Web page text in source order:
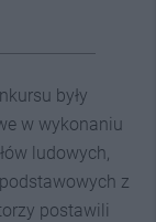
były
w wykonaniu
ludowych,
z
postawili